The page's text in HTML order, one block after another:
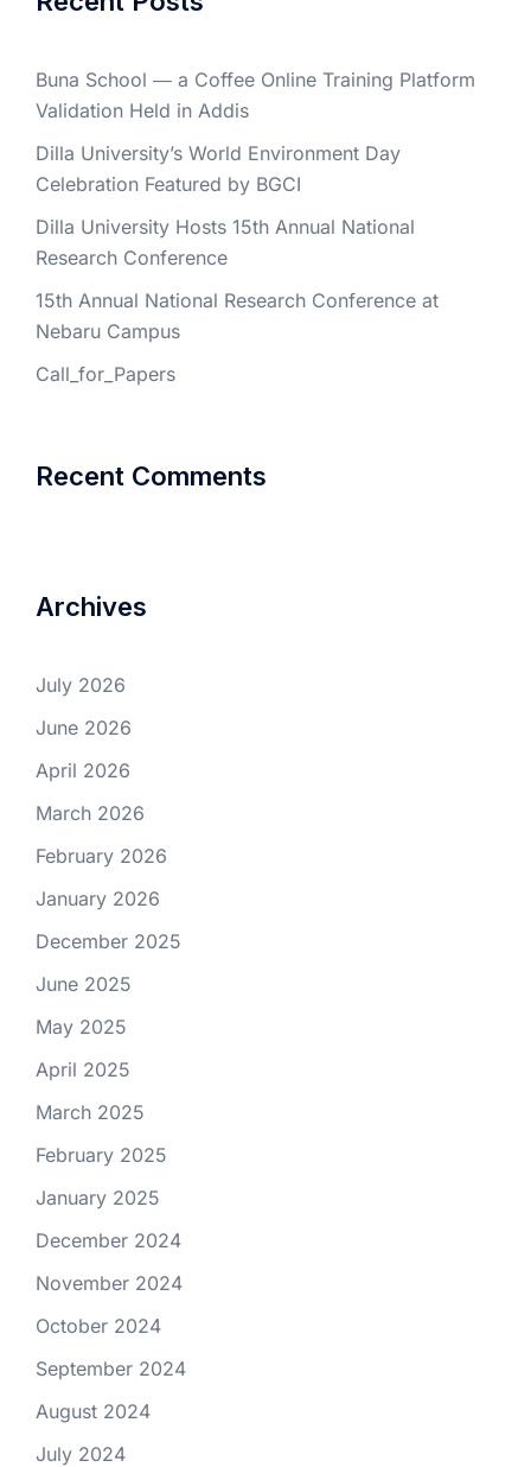
Buna School ― a Coffee Online Training Platform
Validation Held in Addis
Dilla University’s World Environment Day
Celebration Featured by BGCI
Dilla University Hosts 15th Annual National
Research Conference
15th Annual National Research Conference at
Nebaru Campus
Call_for_Papers
Recent Comments
Archives
July 2026
June 2026
April 2026
March 2026
February 2026
January 2026
December 2025
June 2025
May 2025
April 2025
March 2025
February 2025
January 2025
December 2024
November 2024
October 2024
September 2024
August 2024
July 2024